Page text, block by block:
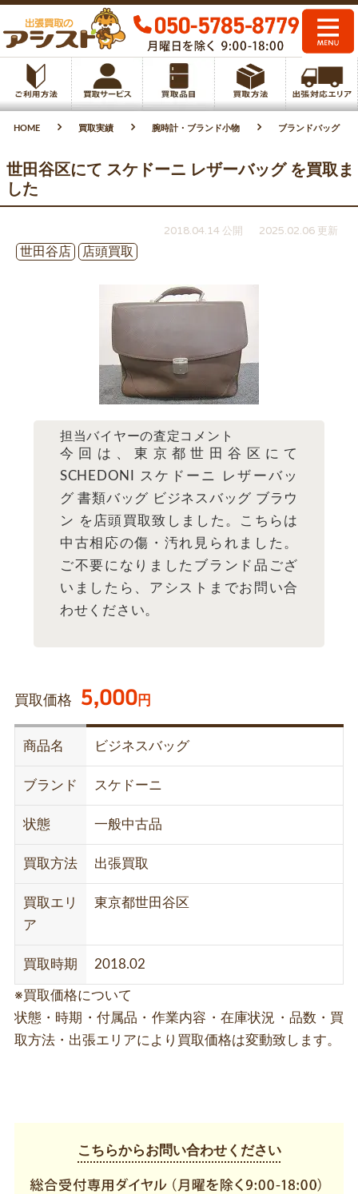
HOME 買取実績 腕時計・ブランド小物 ブランドバッグ
世田谷区にて スケドーニ レザーバッグ を買取ま
した
2018.04.14 公開
2025.02.06 更新
世田谷店
店頭買取
担当バイヤーの査定コメント
今回は、東京都世田谷区にて
SCHEDONI スケドーニ レザーバッ
グ 書類バッグ ビジネスバッグ ブラウ
ン を店頭買取致しました。こちらは
中古相応の傷・汚れ見られました。
ご不要になりましたブランド品ござ
いましたら、アシストまでお問い合
わせください。
買取価格 5,000円
商品名 ビジネスバッグ
ブランド スケドーニ
状態 一般中古品
買取方法 出張買取
買取エリ
ア
東京都世田谷区
買取時期 2018.02
※買取価格について
状態・時期・付属品・作業内容・在庫状況・品数・買
取方法・出張エリアにより買取価格は変動致します。
こちらからお問い合わせください